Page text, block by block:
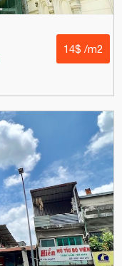
14$ /m2